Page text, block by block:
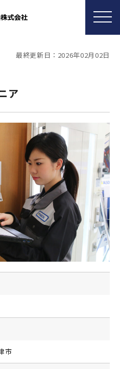
最終更新日：2026年02月02日
ア
市